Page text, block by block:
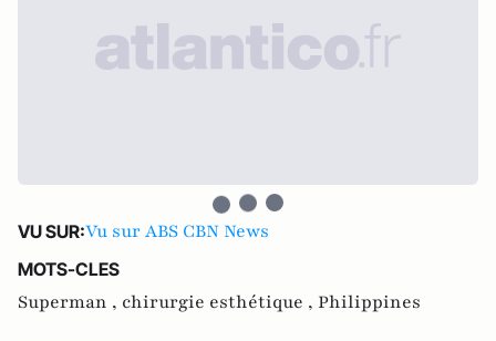
VU SUR:Vu sur ABS CBN News
MOTS-CLES
Superman , chirurgie esthétique , Philippines